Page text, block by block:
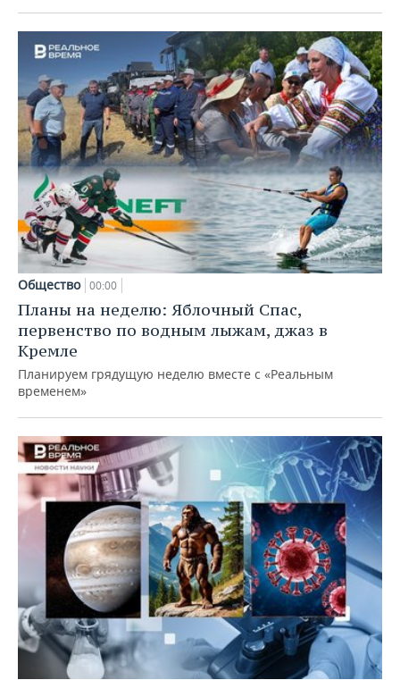
Общество 00:00
Планы на неделю: Яблочный Спас,
первенство по водным лыжам, джаз в
Кремле
Планируем грядущую неделю вместе с «Реальным
временем»